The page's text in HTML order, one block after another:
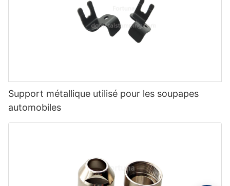
Support métallique utilisé pour les soupapes
automobiles